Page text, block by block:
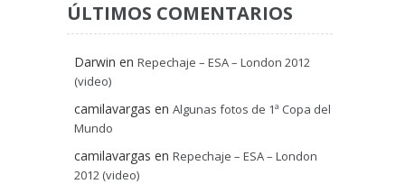
ÚLTIMOS COMENTARIOS
Darwin en Repechaje – ESA – London 2012
(video)
camilavargas en Algunas fotos de 1ª Copa del
Mundo
camilavargas en Repechaje – ESA – London
2012 (video)